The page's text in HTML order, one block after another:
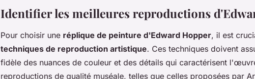
Identifier les meilleures reproductions
Pour choisir une réplique de peinture d'Edward Hopper, il est
techniques de reproduction artistique. Ces techniques doivent
fidèle des nuances de couleur et des détails qui caractérisent
reproductions de qualité muséale, telles que celles proposées par